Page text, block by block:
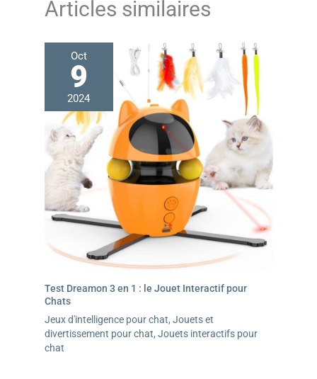
Articles similaires
Oct
9
2024
Test Dreamon 3 en 1 : le Jouet Interactif pour
Chats
Jeux d'intelligence pour chat, Jouets et
divertissement pour chat, Jouets interactifs pour
chat